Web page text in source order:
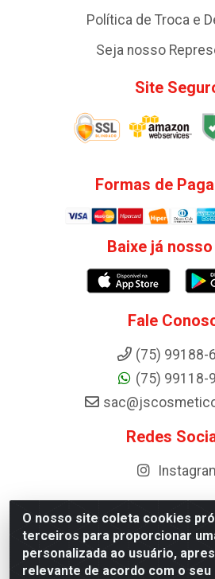
O nosso site coleta cookies
terceiros para proporcionar
personalizada ao usuário,
relevante de acordo com o
Política de Troca e
Seja nosso
Site
Formas de
Baixe já
Fale
(75) 99188-
(75) 99118-
Redes
Distribuidora de Cosméticos
km 87 - Industrial, Ipirá - BA,
10.984.107/